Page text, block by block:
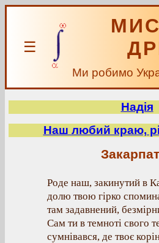
☰
Ми робимо
Надія
Наш любий краю,
Роде наш, закинутий в
долю твою гірко
там задавнений,
Сам ти в темноті свого
сумнівався, де твоє